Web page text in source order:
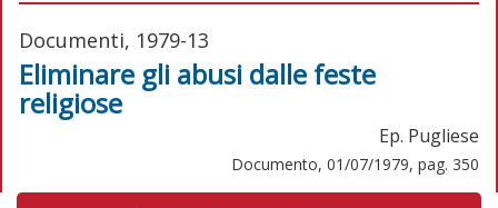
Documenti, 1979-13
Eliminare gli abusi dalle feste
religiose
Ep. Pugliese
Documento, 01/07/1979, pag. 350